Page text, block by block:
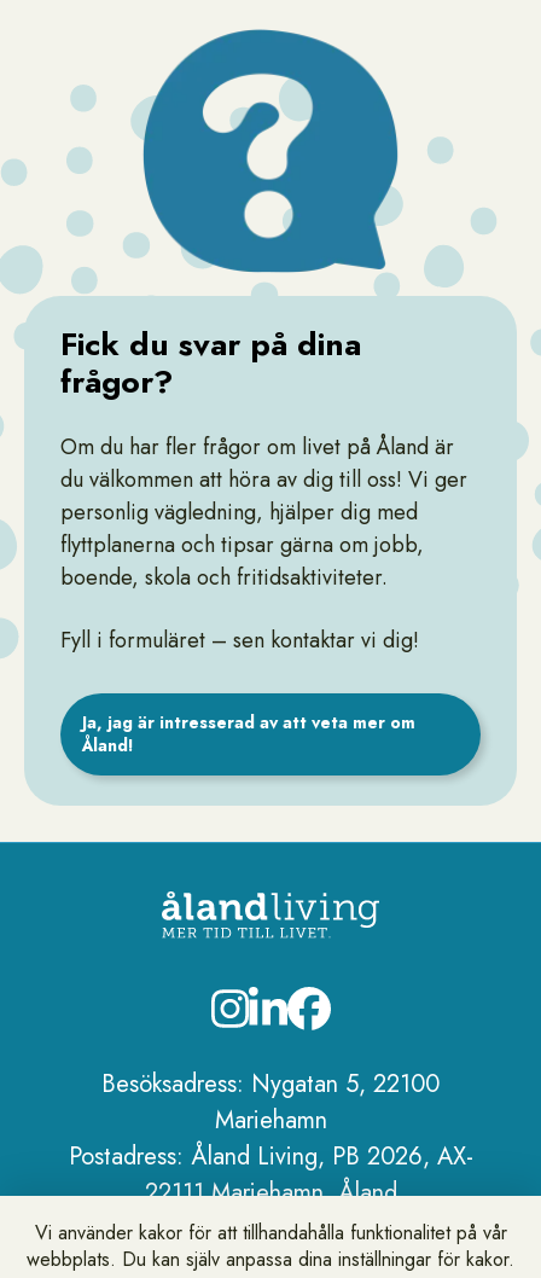
Fick du svar på dina
frågor?
Om du har fler frågor om livet på Åland är
du välkommen att höra av dig till oss! Vi ger
personlig vägledning, hjälper dig med
flyttplanerna och tipsar gärna om jobb,
boende, skola och fritidsaktiviteter.
Fyll i formuläret – sen kontaktar vi dig!
Ja, jag är intresserad av att veta mer om
Åland!
Besöksadress: Nygatan 5, 22100
Mariehamn
Postadress: Åland Living, PB 2026, AX-
22111 Mariehamn, Åland
Telefon:+358 18 25 101
E-post:info@alandliving.ax
Vi använder kakor för att tillhandahålla funktionalitet på vår
webbplats. Du kan själv anpassa dina inställningar för kakor.